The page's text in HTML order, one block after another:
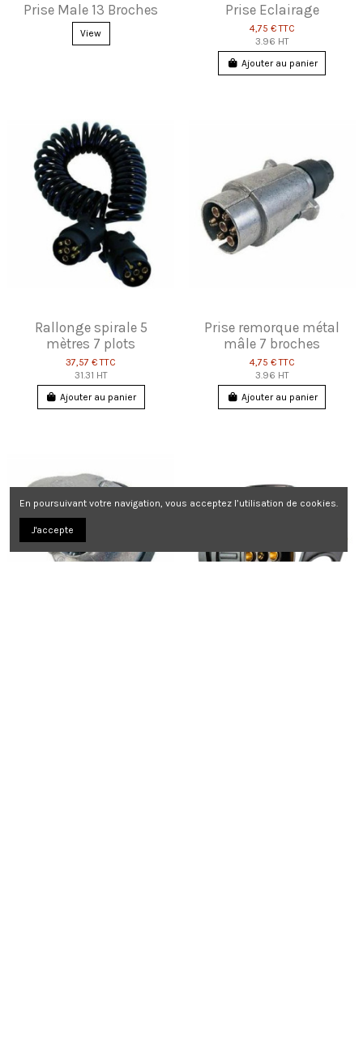
Prise Male 13 Broches
View
Prise Eclairage
4,75 €TTC
3.96 HT
Ajouter au panier
Rallonge spirale 5
mètres 7 plots
37,57 €TTC
31.31 HT
Ajouter au panier
Prise remorque métal
mâle 7 broches
4,75 €TTC
3.96 HT
Ajouter au panier
En poursuivant votre navigation, vous acceptez l’utilisation de cookies.
J'accepte